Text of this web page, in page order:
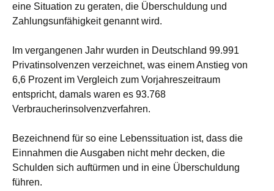
eine Situation zu geraten, die Überschuldung und
Zahlungsunfähigkeit genannt wird.
Im vergangenen Jahr wurden in Deutschland 99.991
Privatinsolvenzen verzeichnet, was einem Anstieg von
6,6 Prozent im Vergleich zum Vorjahreszeitraum
entspricht, damals waren es 93.768
Verbraucherinsolvenzverfahren.
Bezeichnend für so eine Lebenssituation ist, dass die
Einnahmen die Ausgaben nicht mehr decken, die
Schulden sich auftürmen und in eine Überschuldung
führen.